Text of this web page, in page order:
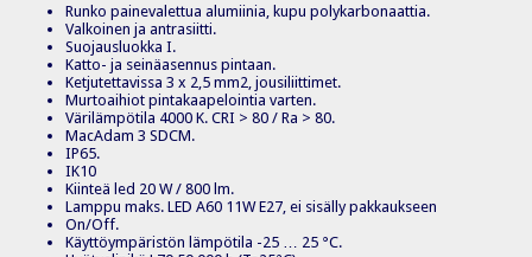
Runko painevalettua alumiinia, kupu polykarbonaattia.
Valkoinen ja antrasiitti.
Suojausluokka I.
Katto- ja seinäasennus pintaan.
Ketjutettavissa 3 x 2,5 mm2, jousiliittimet.
Murtoaihiot pintakaapelointia varten.
Värilämpötila 4000 K. CRI > 80 / Ra > 80.
MacAdam 3 SDCM.
IP65.
IK10
Kiinteä led 20 W / 800 lm.
Lamppu maks. LED A60 11W E27, ei sisälly pakkaukseen
On/Off.
Käyttöympäristön lämpötila -25 … 25 °C.